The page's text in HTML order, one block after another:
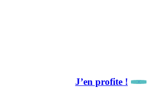
J’en profite !